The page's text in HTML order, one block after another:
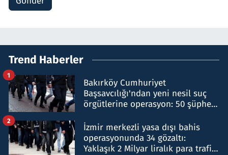
Trend Haberler
Bakırköy Cumhuriyet
Başsavcılığı'ndan yeni nesil suç
örgütlerine operasyon: 50 şüpheli
1
İzmir merkezli yasa dışı bahis
operasyonunda 34 gözaltı:
Yaklaşık 2 Milyar liralık para trafiği
2